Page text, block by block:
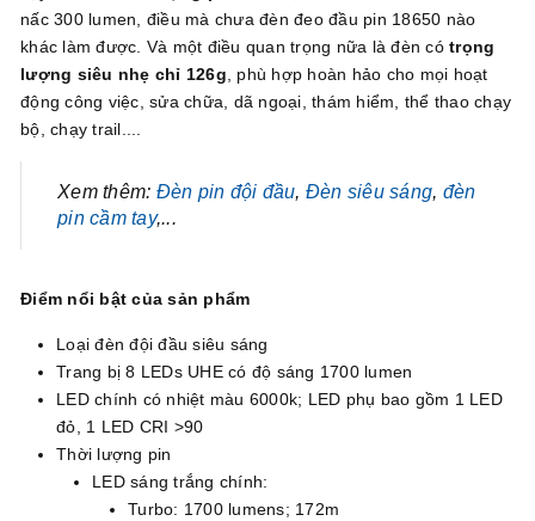
nấc 300 lumen, điều mà chưa đèn đeo đầu pin 18650 nào
khác làm được. Và một điều quan trọng nữa là đèn có trọng
lượng siêu nhẹ chỉ 126g, phù hợp hoàn hảo cho mọi hoạt
động công việc, sửa chữa, dã ngoại, thám hiểm, thể thao chạy
bộ, chạy trail....
Xem thêm: Đèn pin đội đầu, Đèn siêu sáng, đèn
pin cầm tay,...
Điểm nổi bật của sản phẩm
Loại đèn đội đầu siêu sáng
Trang bị 8 LEDs UHE có độ sáng 1700 lumen
LED chính có nhiệt màu 6000k; LED phụ bao gồm 1 LED
đỏ, 1 LED CRI >90
Thời lượng pin
LED sáng trắng chính:
Turbo: 1700 lumens; 172m